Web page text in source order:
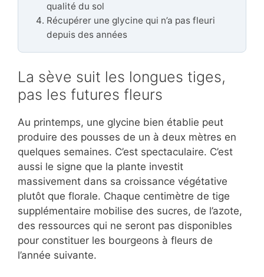
qualité du sol
Récupérer une glycine qui n’a pas fleuri
depuis des années
La sève suit les longues tiges,
pas les futures fleurs
Au printemps, une glycine bien établie peut
produire des pousses de un à deux mètres en
quelques semaines. C’est spectaculaire. C’est
aussi le signe que la plante investit
massivement dans sa croissance végétative
plutôt que florale. Chaque centimètre de tige
supplémentaire mobilise des sucres, de l’azote,
des ressources qui ne seront pas disponibles
pour constituer les bourgeons à fleurs de
l’année suivante.